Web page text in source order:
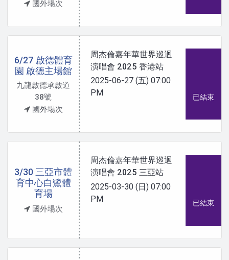
國外場次
6/27 啟德體育
園 啟德主場館
九龍啟德承啟道
38號
國外場次
周杰倫嘉年華世界巡迴
演唱會 2025 香港站
2025-06-27 (五) 07:00
PM
已結束
3/30 三亞市體
育中心白鷺體
育場
國外場次
周杰倫嘉年華世界巡迴
演唱會 2025 三亞站
2025-03-30 (日) 07:00
PM
已結束